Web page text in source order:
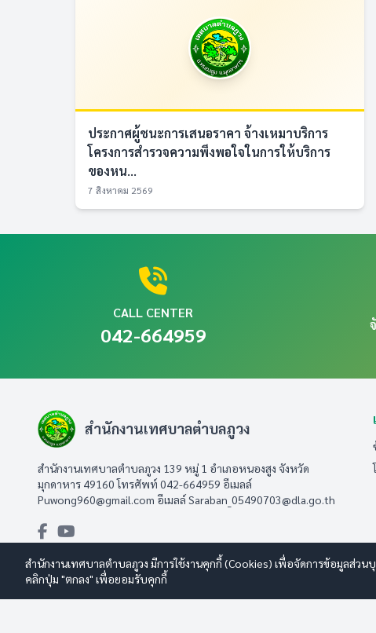
ประกาศผู้ชนะการเสนอราคา จ้างเหมาบริการ
โครงการสำรวจความพึงพอใจในการให้บริการ
ของหน...
7 สิงหาคม 2569
CALL CENTER
042-664959
สำนักงานเทศบาลตำบลภูวง
สำนักงานเทศบาลตำบลภูวง 139 หมู่ 1 อำเภอหนองสูง จังหวัด
มุกดาหาร 49160 โทรศัพท์ 042-664959 อีเมลล์
Puwong960@gmail.com อีเมลล์Saraban_05490703@dla.go.th
สำนักงานเทศบาลตำบลภูวง มีการใช้งานคุกกี้ (Cookies) เพื่อจัดการข้อมูลส่ว
คลิกปุ่ม "ตกลง" เพื่อยอมรับคุกกี้